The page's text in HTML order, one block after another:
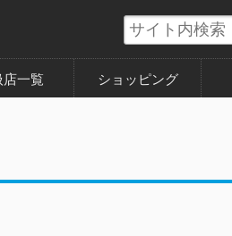
店一覧 ショッピング